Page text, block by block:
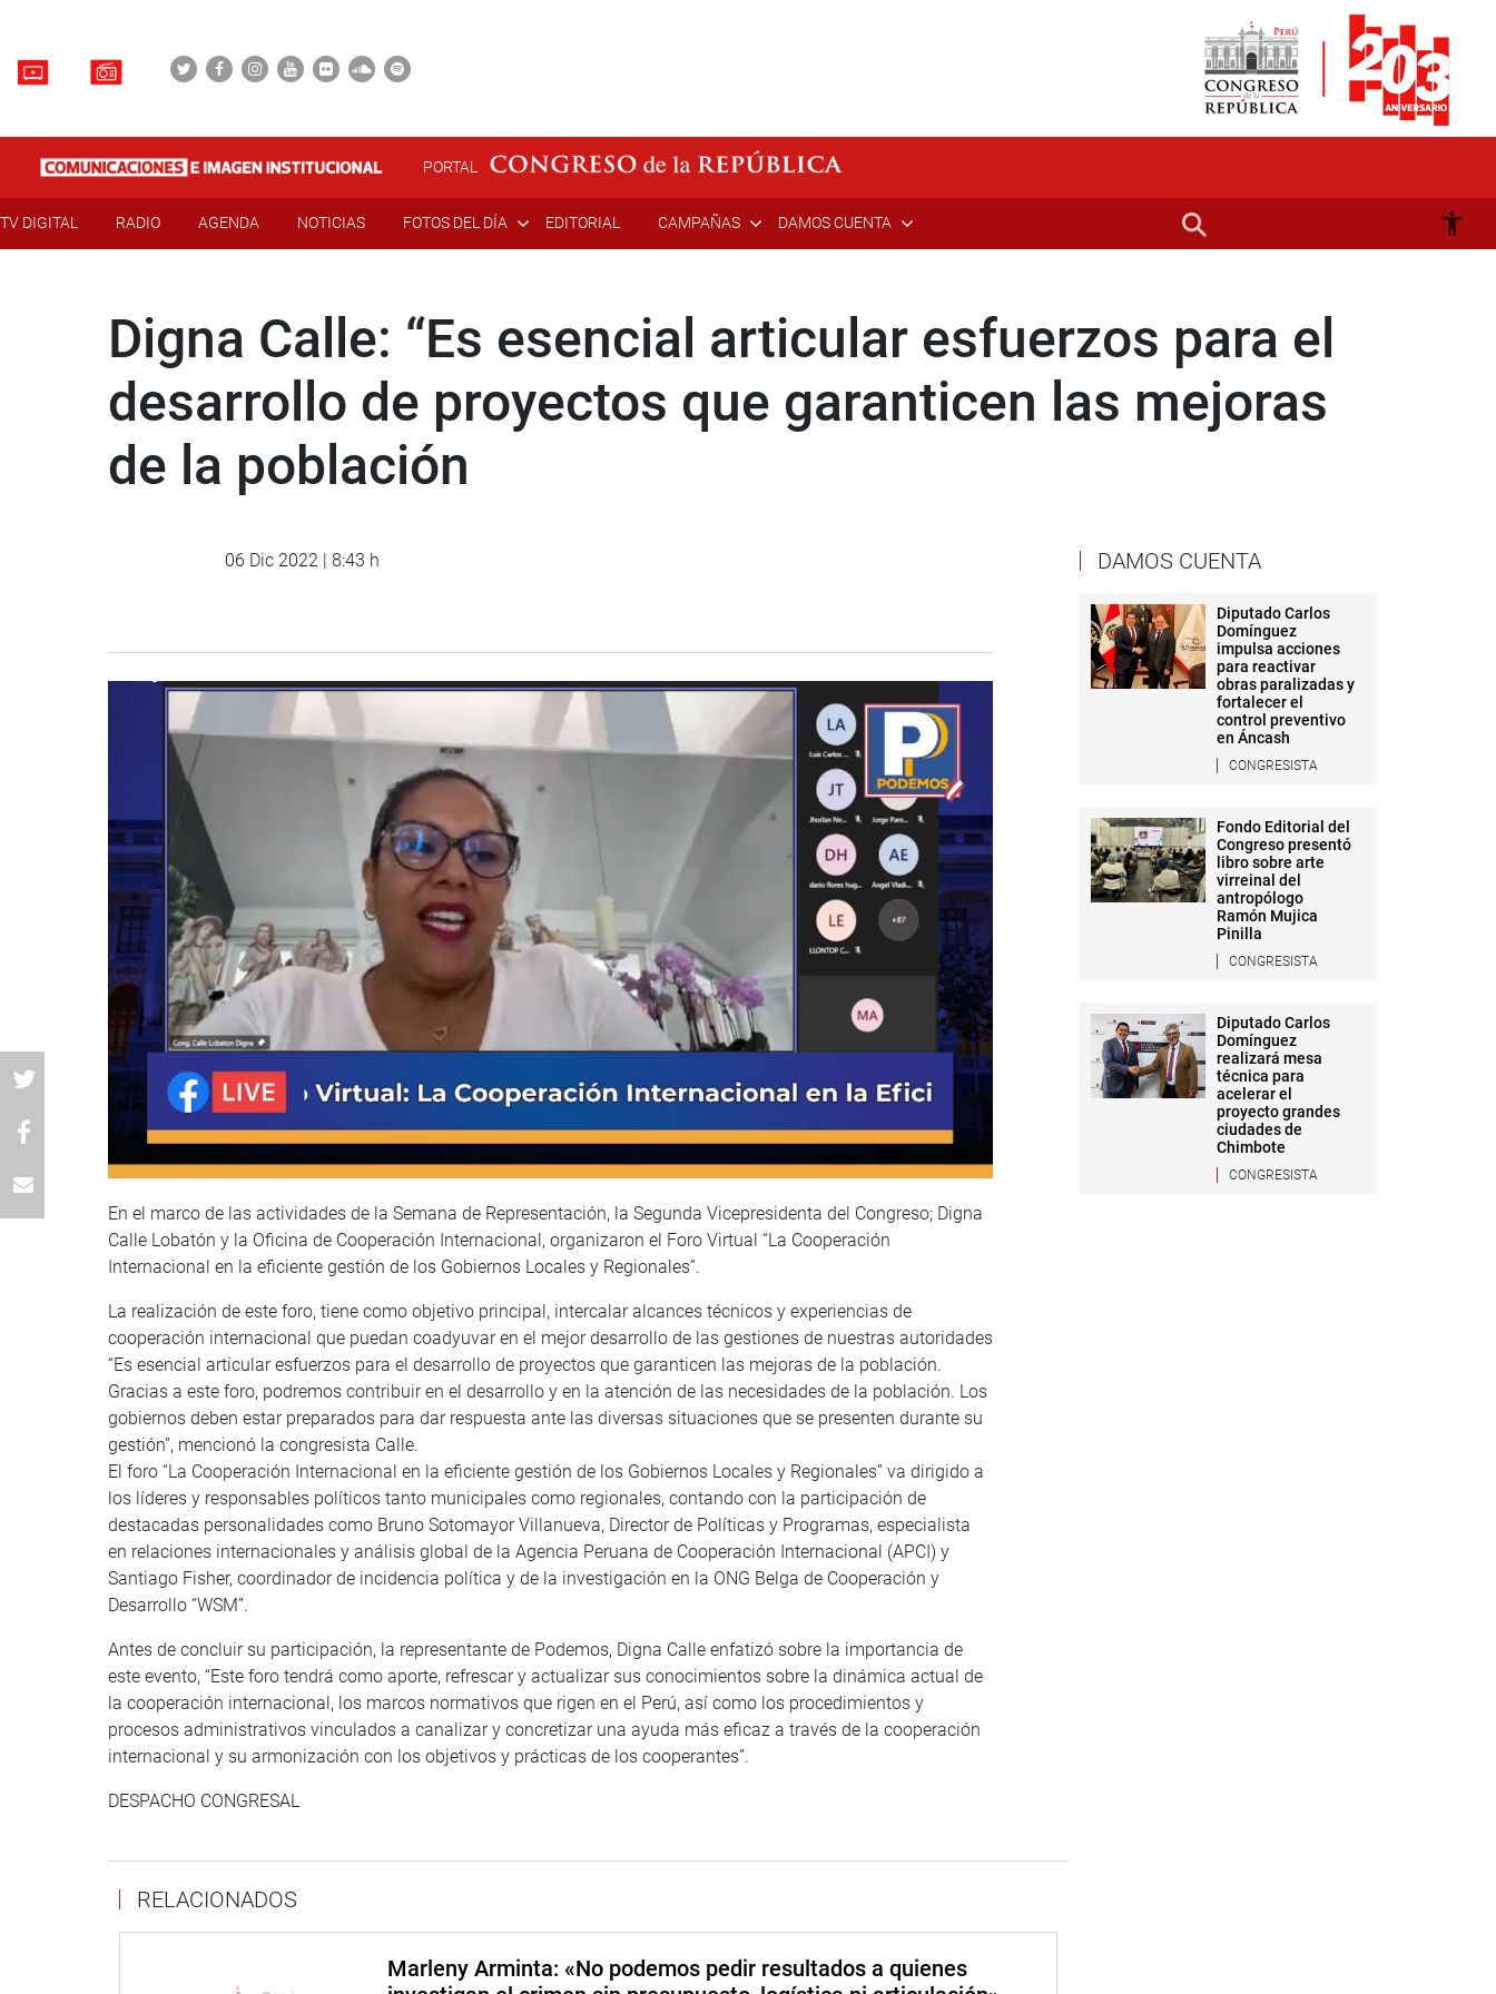
PORTAL
TV DIGITAL RADIO AGENDA NOTICIAS FOTOS DEL DÍA EDITORIAL CAMPAÑAS DAMOS CUENTA
Digna Calle: “Es esencial articular esfuerzos para el
desarrollo de proyectos que garanticen las mejoras
de la población
06 Dic 2022 | 8:43 h
En el marco de las actividades de la Semana de Representación, la Segunda Vicepresidenta del Congreso; Digna
Calle Lobatón y la Oficina de Cooperación Internacional, organizaron el Foro Virtual “La Cooperación
Internacional en la eficiente gestión de los Gobiernos Locales y Regionales”.
La realización de este foro, tiene como objetivo principal, intercalar alcances técnicos y experiencias de
cooperación internacional que puedan coadyuvar en el mejor desarrollo de las gestiones de nuestras autoridades
“Es esencial articular esfuerzos para el desarrollo de proyectos que garanticen las mejoras de la población.
Gracias a este foro, podremos contribuir en el desarrollo y en la atención de las necesidades de la población. Los
gobiernos deben estar preparados para dar respuesta ante las diversas situaciones que se presenten durante su
gestión”, mencionó la congresista Calle.
El foro “La Cooperación Internacional en la eficiente gestión de los Gobiernos Locales y Regionales” va dirigido a
los líderes y responsables políticos tanto municipales como regionales, contando con la participación de
destacadas personalidades como Bruno Sotomayor Villanueva, Director de Políticas y Programas, especialista
en relaciones internacionales y análisis global de la Agencia Peruana de Cooperación Internacional (APCI) y
Santiago Fisher, coordinador de incidencia política y de la investigación en la ONG Belga de Cooperación y
Desarrollo “WSM”.
Antes de concluir su participación, la representante de Podemos, Digna Calle enfatizó sobre la importancia de
este evento, “Este foro tendrá como aporte, refrescar y actualizar sus conocimientos sobre la dinámica actual de
la cooperación internacional, los marcos normativos que rigen en el Perú, así como los procedimientos y
procesos administrativos vinculados a canalizar y concretizar una ayuda más eficaz a través de la cooperación
internacional y su armonización con los objetivos y prácticas de los cooperantes”.
DESPACHO CONGRESAL
RELACIONADOS
Marleny Arminta: «No podemos pedir resultados a quienes
DAMOS CUENTA
Diputado Carlos
Domínguez
impulsa acciones
para reactivar
obras paralizadas y
fortalecer el
control preventivo
en Áncash
CONGRESISTA
Fondo Editorial del
Congreso presentó
libro sobre arte
virreinal del
antropólogo
Ramón Mujica
Pinilla
CONGRESISTA
Diputado Carlos
Domínguez
realizará mesa
técnica para
acelerar el
proyecto grandes
ciudades de
Chimbote
CONGRESISTA